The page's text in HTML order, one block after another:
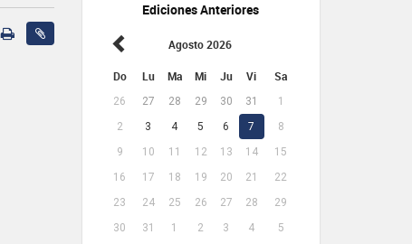
Ediciones Anteriores
Agosto 2026
Do Lu Ma Mi Ju Vi Sa
26 27 28 29 30 31
1
2
3 4 5 6 7
8
9
10 11 12 13 14
15
16
17 18 19 20 21
22
23
24 25 26 27 28
29
30
31 1 2 3 4 5